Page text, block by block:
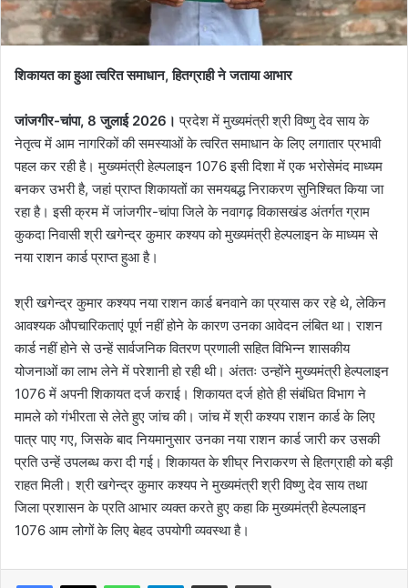
शिकायत का हुआ त्वरित समाधान, हितग्राही ने जताया आभार
जांजगीर-चांपा, 8 जुलाई 2026। प्रदेश में मुख्यमंत्री श्री विष्णु देव साय के
नेतृत्व में आम नागरिकों की समस्याओं के त्वरित समाधान के लिए लगातार प्रभावी
पहल कर रही है। मुख्यमंत्री हेल्पलाइन 1076 इसी दिशा में एक भरोसेमंद माध्यम
बनकर उभरी है, जहां प्राप्त शिकायतों का समयबद्ध निराकरण सुनिश्चित किया जा
रहा है। इसी क्रम में जांजगीर-चांपा जिले के नवागढ़ विकासखंड अंतर्गत ग्राम
कुकदा निवासी श्री खगेन्द्र कुमार कश्यप को मुख्यमंत्री हेल्पलाइन के माध्यम से
नया राशन कार्ड प्राप्त हुआ है।
श्री खगेन्द्र कुमार कश्यप नया राशन कार्ड बनवाने का प्रयास कर रहे थे, लेकिन
आवश्यक औपचारिकताएं पूर्ण नहीं होने के कारण उनका आवेदन लंबित था। राशन
कार्ड नहीं होने से उन्हें सार्वजनिक वितरण प्रणाली सहित विभिन्न शासकीय
योजनाओं का लाभ लेने में परेशानी हो रही थी। अंततः उन्होंने मुख्यमंत्री हेल्पलाइन
1076 में अपनी शिकायत दर्ज कराई। शिकायत दर्ज होते ही संबंधित विभाग ने
मामले को गंभीरता से लेते हुए जांच की। जांच में श्री कश्यप राशन कार्ड के लिए
पात्र पाए गए, जिसके बाद नियमानुसार उनका नया राशन कार्ड जारी कर उसकी
प्रति उन्हें उपलब्ध करा दी गई। शिकायत के शीघ्र निराकरण से हितग्राही को बड़ी
राहत मिली। श्री खगेन्द्र कुमार कश्यप ने मुख्यमंत्री श्री विष्णु देव साय तथा
जिला प्रशासन के प्रति आभार व्यक्त करते हुए कहा कि मुख्यमंत्री हेल्पलाइन
1076 आम लोगों के लिए बेहद उपयोगी व्यवस्था है।